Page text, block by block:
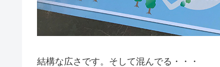
結構な広さです。そして混んでる・・・